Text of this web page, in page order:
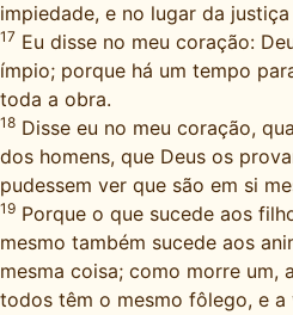
impiedade, e no lugar da
17 Eu disse no meu coração:
ímpio; porque há um tempo
toda a obra.
18 Disse eu no meu coração,
dos homens, que Deus os
pudessem ver que são em si
19 Porque o que sucede aos
mesmo também sucede aos
mesma coisa; como morre um,
todos têm o mesmo fôlego, e a